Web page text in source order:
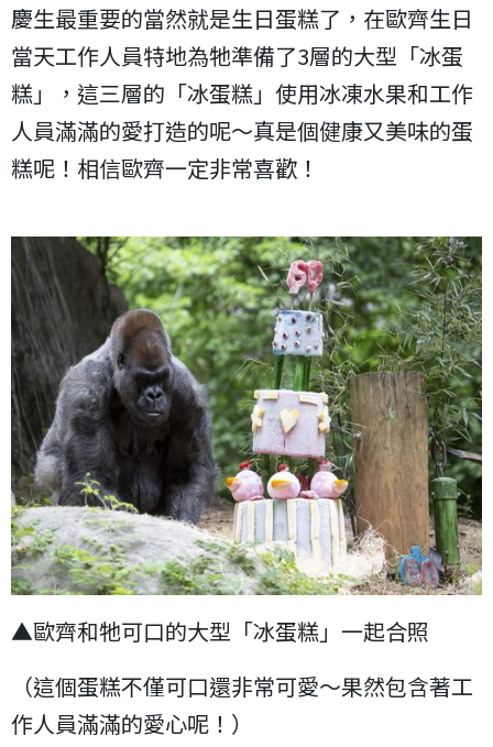
慶生最重要的當然就是生日蛋糕了，在歐齊生日
當天工作人員特地為牠準備了3層的大型「冰蛋
糕」，這三層的「冰蛋糕」使用冰凍水果和工作
人員滿滿的愛打造的呢～真是個健康又美味的蛋
糕呢！相信歐齊一定非常喜歡！
▲歐齊和牠可口的大型「冰蛋糕」一起合照
（這個蛋糕不僅可口還非常可愛～果然包含著工
作人員滿滿的愛心呢！）